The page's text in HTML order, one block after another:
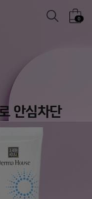
0
안심차단